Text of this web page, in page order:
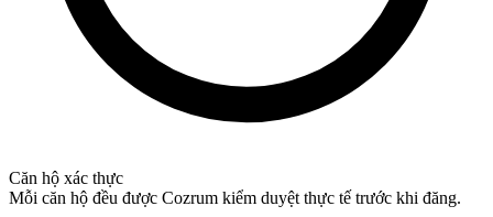
Căn hộ xác thực
Mỗi căn hộ đều được Cozrum kiểm duyệt thực tế trước khi đăng.